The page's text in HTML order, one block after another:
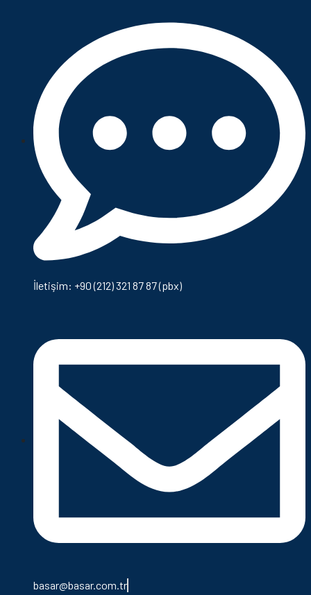
İletişim: +90 (212) 321 87 87 (pbx)
basar@basar.com.tr